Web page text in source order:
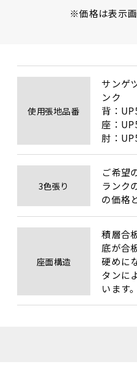
※価格は表示
使用張地品番
サンゲ
ンク
背：
座：
肘：
3色張り
ご希望
ランク
の価格
座面構造
積層合
底が合
硬めに
タンに
います。